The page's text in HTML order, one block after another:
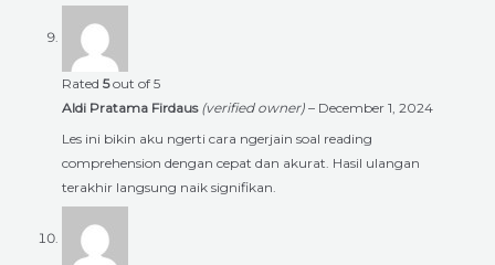
Rated 5out of 5
Aldi Pratama Firdaus (verified owner) – December 1, 2024
Les ini bikin aku ngerti cara ngerjain soal reading
comprehension dengan cepat dan akurat. Hasil ulangan
terakhir langsung naik signifikan.